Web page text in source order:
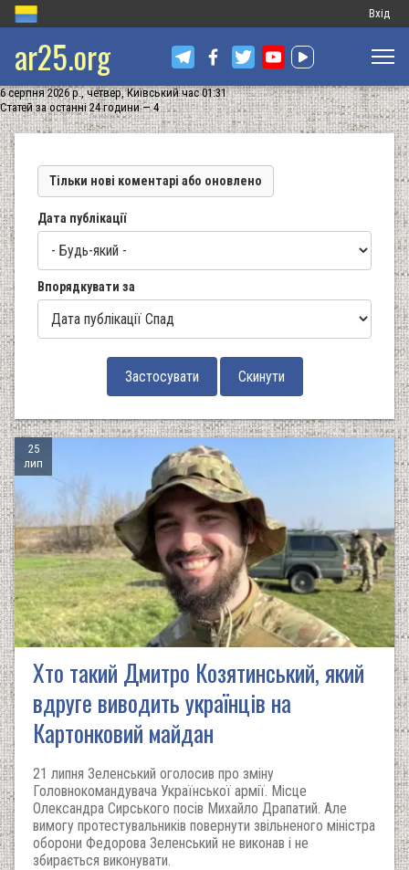
Меню
запису
Вхід
ar25.org
6 серпня 2026 р., четвер, Київський час 01:31
Статей за останні 24 години — 4
Тільки нові коментарі або оновлено
Дата публікації
Впорядкувати за
25
лип
Хто такий Дмитро Козятинський, який
вдруге виводить українців на
Картонковий майдан
21 липня Зеленський оголосив про зміну
Головнокомандувача Української армії. Місце
Олександра Сирського посів Михайло Драпатий. Але
вимогу протестувальників повернути звільненого міністра
оборони Федорова Зеленський не виконав і не
збирається виконувати.